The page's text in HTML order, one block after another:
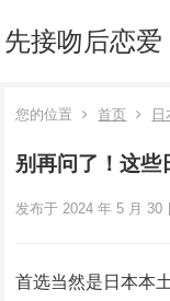
先接吻后恋爱
您的位置 首页
别再问了！这些
发布于 2024 年 5 月 30
首选当然是日本本